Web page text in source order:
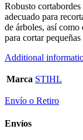
Robusto
adecuado para
de árboles, así como
para cortar
Additional
Marca STIHL
Envío o Retiro
Envíos